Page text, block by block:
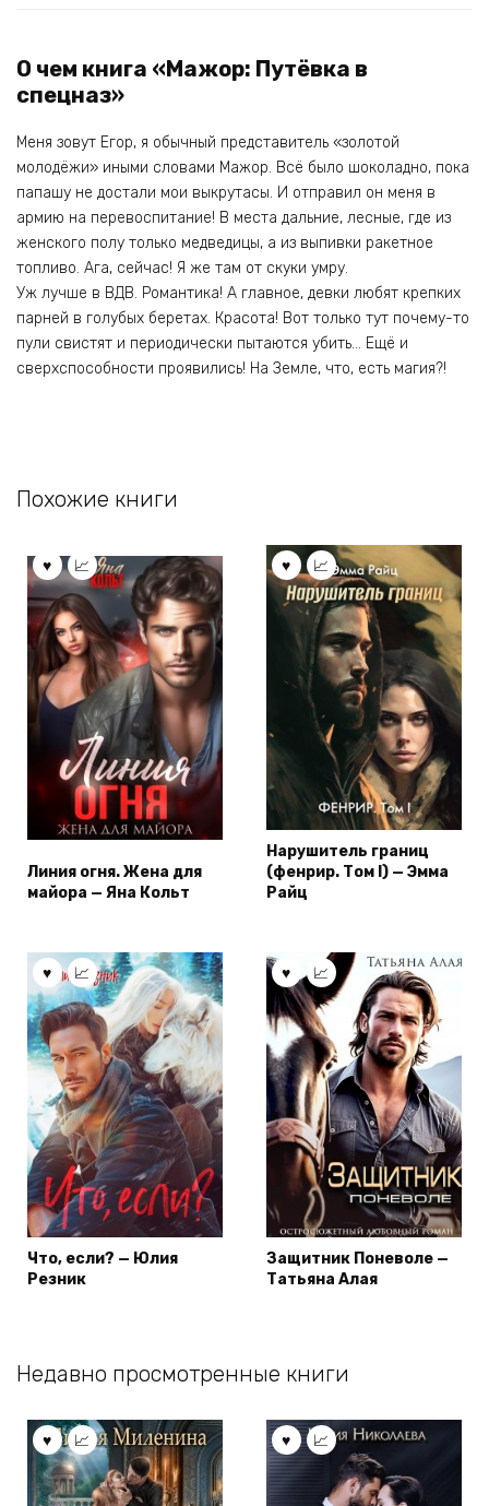
О чем книга «Мажор: Путёвка в
спецназ»
Меня зовут Егор, я обычный представитель «золотой
молодёжи» иными словами Мажор. Всё было шоколадно, пока
папашу не достали мои выкрутасы. И отправил он меня в
армию на перевоспитание! В места дальние, лесные, где из
женского полу только медведицы, а из выпивки ракетное
топливо. Ага, сейчас! Я же там от скуки умру.
Уж лучше в ВДВ. Романтика! А главное, девки любят крепких
парней в голубых беретах. Красота! Вот только тут почему-то
пули свистят и периодически пытаются убить… Ещё и
сверхспособности проявились! На Земле, что, есть магия?!
Похожие книги
Линия огня. Жена для
майора — Яна Кольт
Нарушитель границ
(фенрир. Том I) — Эмма
Райц
Что, если? — Юлия
Резник
Защитник Поневоле —
Татьяна Алая
Недавно просмотренные книги